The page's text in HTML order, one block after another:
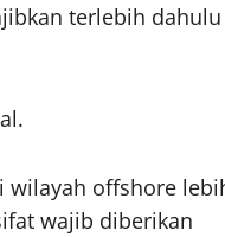
terlebih dahulu
wilayah offshore
wajib diberikan